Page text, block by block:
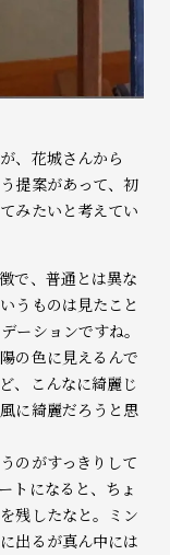
、花城さんから
提案があって、初
みたいと考えてい
で、普通とは異な
うものは見たこと
ーションですね。
の色に見えるんで
、こんなに綺麗じ
に綺麗だろうと思
のがすっきりして
トになると、ちょ
残したなと。ミン
出るが真ん中には